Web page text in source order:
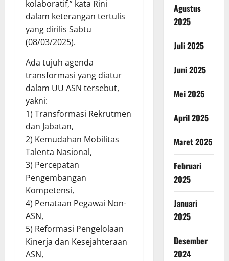
kolaboratif,” kata Rini
dalam keterangan tertulis
yang dirilis Sabtu
(08/03/2025).
Ada tujuh agenda
transformasi yang diatur
dalam UU ASN tersebut,
yakni:
1) Transformasi Rekrutmen
dan Jabatan,
2) Kemudahan Mobilitas
Talenta Nasional,
3) Percepatan
Pengembangan
Kompetensi,
4) Penataan Pegawai Non-
ASN,
5) Reformasi Pengelolaan
Kinerja dan Kesejahteraan
ASN,
Agustus
2025
Juli 2025
Juni 2025
Mei 2025
April 2025
Maret 2025
Februari
2025
Januari
2025
Desember
2024